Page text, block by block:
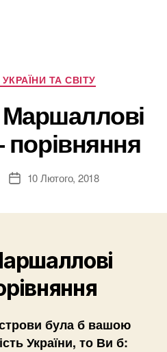
КатегоріїТА СВІТУ
Маршаллові
Дата10 Лютого, 2018
була б вашою
України, то Ви б: